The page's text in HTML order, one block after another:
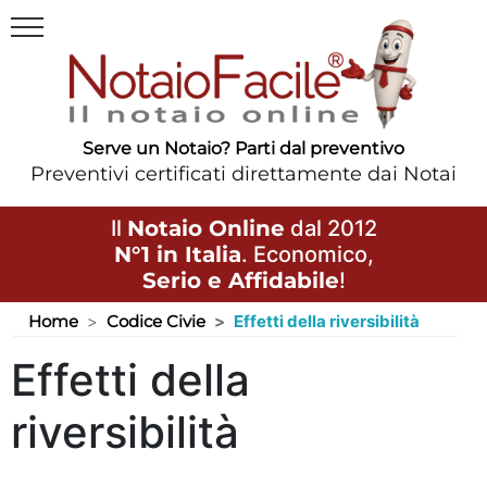
Serve un Notaio? Parti dal preventivo
Preventivi certificati direttamente dai Notai
Il Notaio Online dal 2012
N°1 in Italia. Economico,
Serio e Affidabile!
Home Codice Civie Effetti della riversibilità
Effetti della
riversibilità